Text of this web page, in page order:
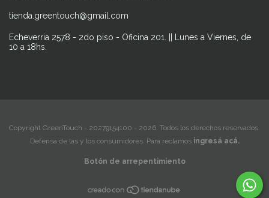
tienda.greentouch@gmail.com
Echeverria 2578 - 2do piso - Oficina 201. || Lunes a Viernes, de
10 a 18hs.
Copyright GreenTouch - 20279154100 - 2026. Todos los derechos reservados.
Defensa de las y los consumidores. Para reclamos ingresá acá.
Botón de arrepentimiento